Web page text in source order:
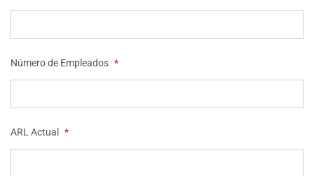
Número de Empleados *
ARL Actual *